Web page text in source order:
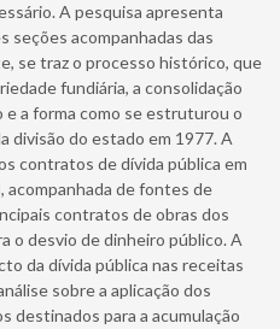
A pesquisa apresenta
seções acompanhadas das
se traz o processo histórico, que
fundiária, a consolidação
a forma como se estruturou o
divisão do estado em 1977. A
contratos de dívida pública em
acompanhada de fontes de
contratos de obras dos
o desvio de dinheiro público. A
da dívida pública nas receitas
sobre a aplicação dos
destinados para a acumulação